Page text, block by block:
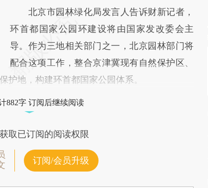
北京市园林绿化局发言人告诉财新记者，
环首都国家公园环建设将由国家发改委会主
导。作为三地相关部门之一，北京园林部门将
配合这项工作，整合京津冀现有自然保护区、
护地，构建环首都国家公园体系。
882字 订阅后继续阅读
取已订阅的阅读权限
订阅/会员升级